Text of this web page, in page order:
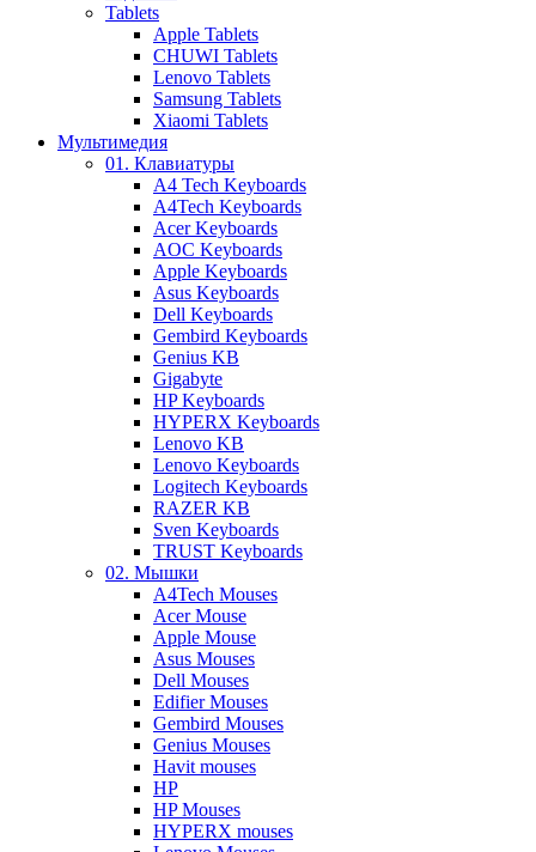
Tablets
Apple Tablets
CHUWI Tablets
Lenovo Tablets
Samsung Tablets
Xiaomi Tablets
Мультимедия
01. Клавиатуры
A4 Tech Keyboards
A4Tech Keyboards
Acer Keyboards
AOC Keyboards
Apple Keyboards
Asus Keyboards
Dell Keyboards
Gembird Keyboards
Genius KB
Gigabyte
HP Keyboards
HYPERX Keyboards
Lenovo KB
Lenovo Keyboards
Logitech Keyboards
RAZER KB
Sven Keyboards
TRUST Keyboards
02. Мышки
A4Tech Mouses
Acer Mouse
Apple Mouse
Asus Mouses
Dell Mouses
Edifier Mouses
Gembird Mouses
Genius Mouses
Havit mouses
HP
HP Mouses
HYPERX mouses